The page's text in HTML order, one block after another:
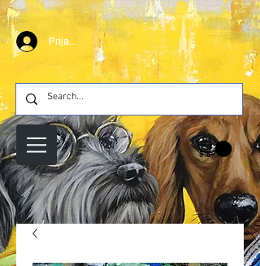
Prijava